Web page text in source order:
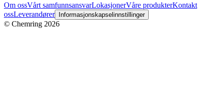
Om ossVårt samfunnsansvarLokasjonerVåre produkterKontakt
ossLeverandører Informasjonskapselinnstillinger
© Chemring 2026